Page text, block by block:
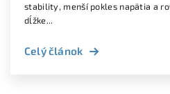
stability, menší pokles napätia a
dĺžke...
Celý článok